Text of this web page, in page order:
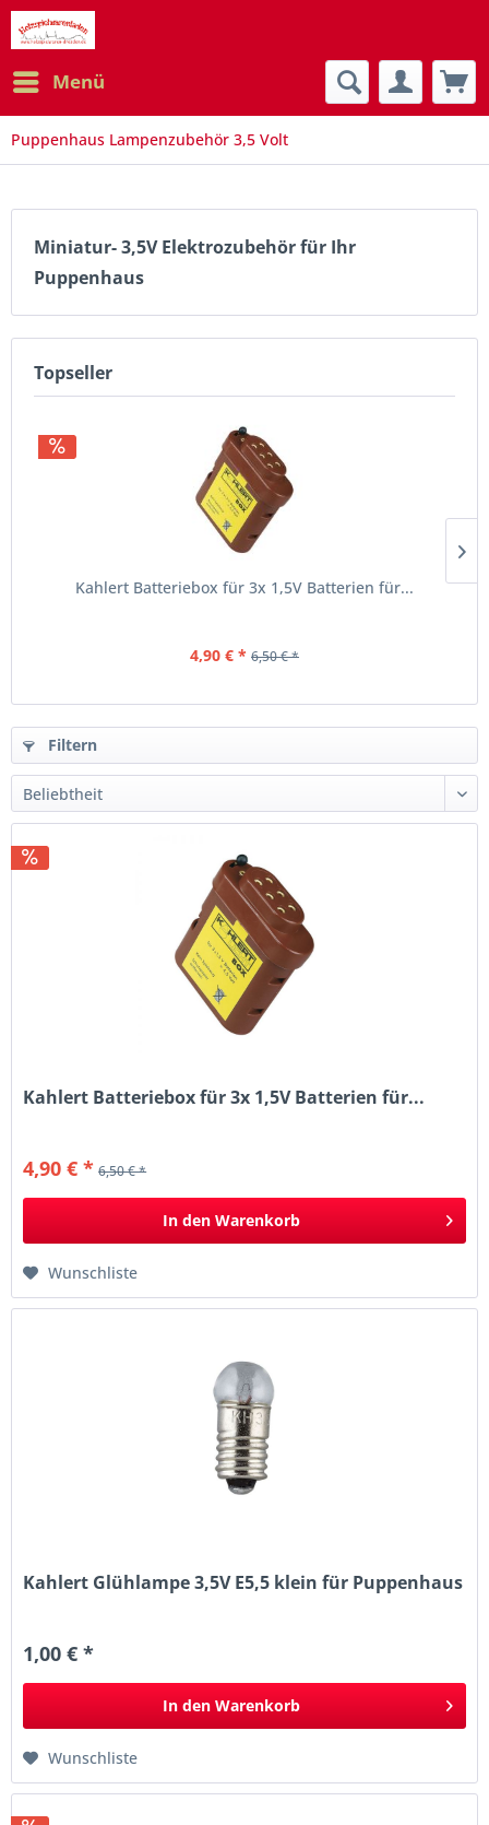
Menü
Puppenhaus Lampenzubehör 3,5 Volt
Miniatur- 3,5V Elektrozubehör für Ihr
Puppenhaus
Topseller
Kahlert Batteriebox für 3x 1,5V Batterien für...
4,90 € * 6,50 € *
Filtern
Kahlert Batteriebox für 3x 1,5V Batterien für...
4,90 € * 6,50 € *
In den Warenkorb
Wunschliste
Kahlert Glühlampe 3,5V E5,5 klein für Puppenhaus
1,00 € *
In den Warenkorb
Wunschliste